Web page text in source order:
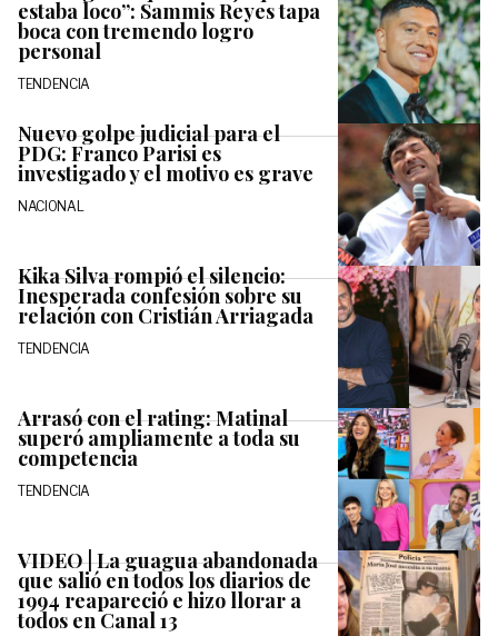
estaba loco”: Sammis Reyes tapa
boca con tremendo logro
personal
TENDENCIA
Nuevo golpe judicial para el
PDG: Franco Parisi es
investigado y el motivo es grave
NACIONAL
Kika Silva rompió el silencio:
Inesperada confesión sobre su
relación con Cristián Arriagada
TENDENCIA
Arrasó con el rating: Matinal
superó ampliamente a toda su
competencia
TENDENCIA
VIDEO | La guagua abandonada
que salió en todos los diarios de
1994 reapareció e hizo llorar a
todos en Canal 13